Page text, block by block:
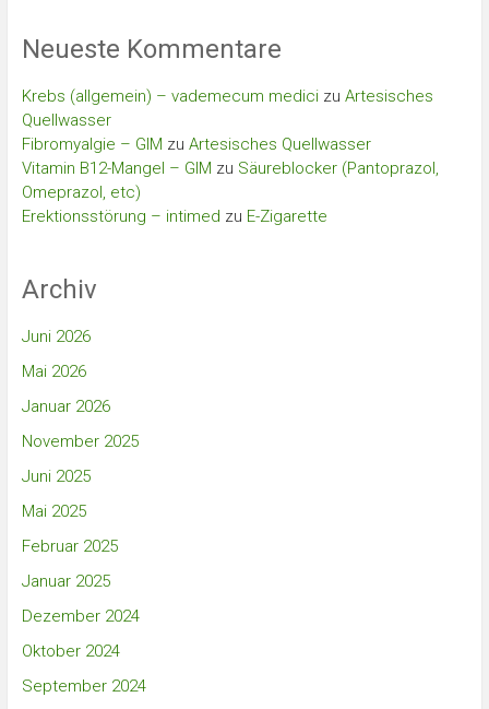
Neueste Kommentare
Krebs (allgemein) – vademecum medicizu Artesisches
Quellwasser
Fibromyalgie – GIM zu Artesisches Quellwasser
Vitamin B12-Mangel – GIM zu Säureblocker (Pantoprazol,
Omeprazol, etc)
Erektionsstörung – intimed zu E-Zigarette
Archiv
Juni 2026
Mai 2026
Januar 2026
November 2025
Juni 2025
Mai 2025
Februar 2025
Januar 2025
Dezember 2024
Oktober 2024
September 2024